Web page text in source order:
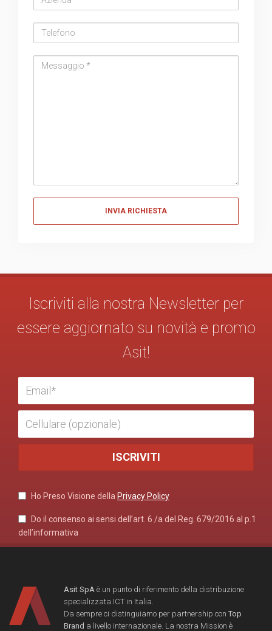
Iscriviti alla nostra Newsletter per
essere aggiornato su novità e promo
Asit!
Ho Preso Visione della Privacy Policy
Do il consenso ai sensi dell’art. 6 /a del Reg. 679/2016 al p.1
dell’informativa
Asit SpA è un punto di riferimento della distribuzione
specializzata ICT in Italia.
Da sempre ci distinguiamo per partnership con Top
Brand a livello internazionale. La nostra Mission è